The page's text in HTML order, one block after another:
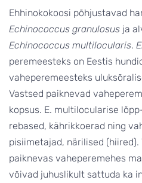
Ehhinokokoosi põhjustavad
Echinococcus granulosus ja
Echinococcus multilocularis.
peremeesteks on Eestis
vaheperemeesteks
Vastsed paiknevad
kopsus. E. multilocularise
rebased, kährikkoerad ning
pisiimetajad, närilised (hiired).
paiknevas vaheperemehes
võivad juhuslikult sattuda ka